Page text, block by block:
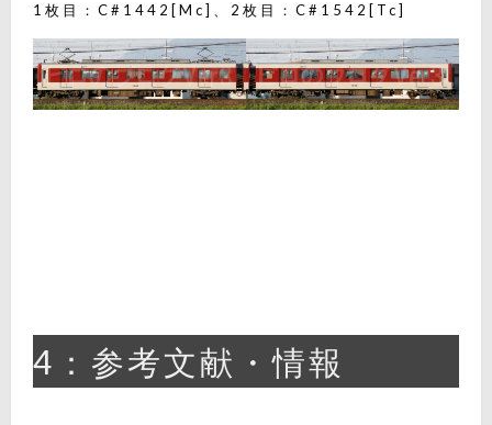
1枚目：C#1442[Mc]、2枚目：C#1542[Tc]
4：参考文献・情報